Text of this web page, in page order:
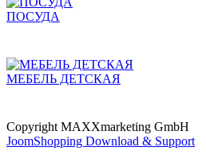
ПОСУДА
МЕБЕЛЬ ДЕТСКАЯ
Copyright MAXXmarketing GmbH
JoomShopping Download & Support